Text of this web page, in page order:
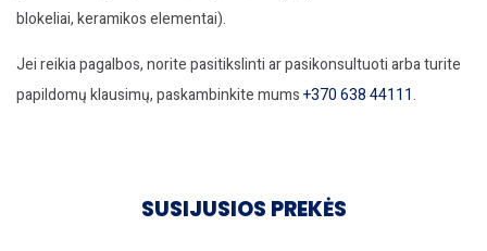
blokeliai, keramikos elementai).
Jei reikia pagalbos, norite pasitikslinti ar pasikonsultuoti arba turite
papildomų klausimų, paskambinkite mums+370 638 44111.
SUSIJUSIOS PREKĖS